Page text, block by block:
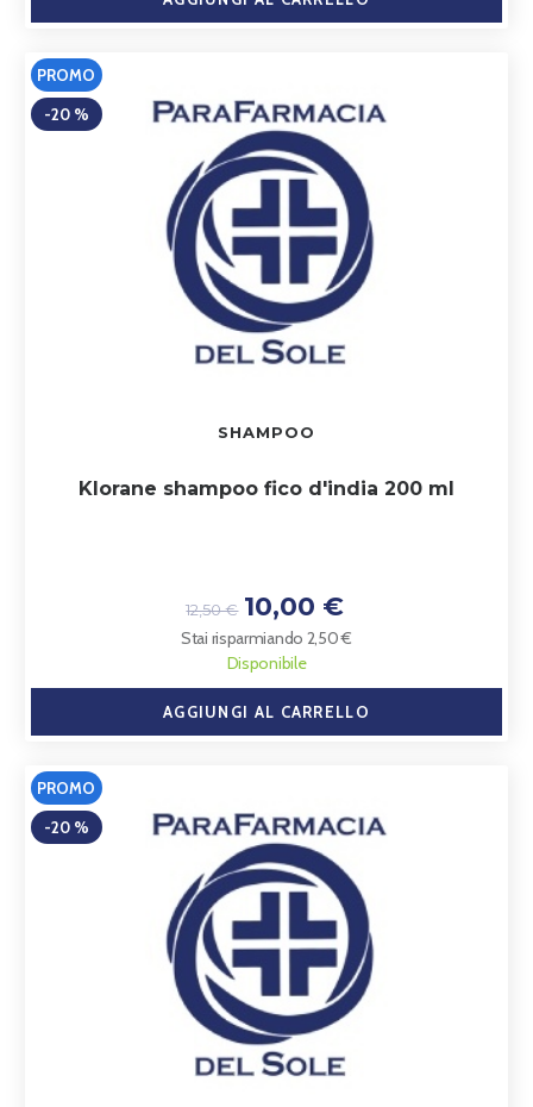
PROMO
-20 %
SHAMPOO
Klorane shampoo fico d'india 200 ml
12,50 € 10,00 €
Stai risparmiando 2,50 €
Disponibile
AGGIUNGI AL CARRELLO
PROMO
-20 %